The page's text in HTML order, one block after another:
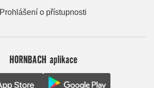
Prohlášení o přístupnosti
HORNBACH aplikace